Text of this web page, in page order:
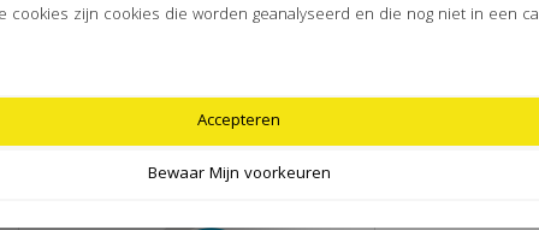
cookies zijn cookies die worden geanalyseerd en die nog niet in een
Bewaar Mijn voorkeuren
Accepteren
Multimattenshop